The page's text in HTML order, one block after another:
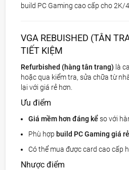
build PC Gaming cao cấp cho 2K/
VGA REBUISHED (TÂN
TIẾT KIỆM
Refurbished (hàng tân trang) là
hoặc qua kiểm tra, sửa chữa từ
lại với giá rẻ hơn.
Ưu điểm
Giá mềm hơn đáng kể so với
Phù hợp build PC Gaming giá
Có thể mua được card cao cấp
Nhược điểm